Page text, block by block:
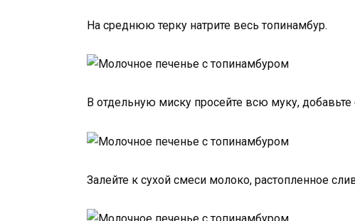
На среднюю терку натрите весь топинамбур.
В отдельную миску просейте всю муку,
Залейте к сухой смеси молоко, растопленное